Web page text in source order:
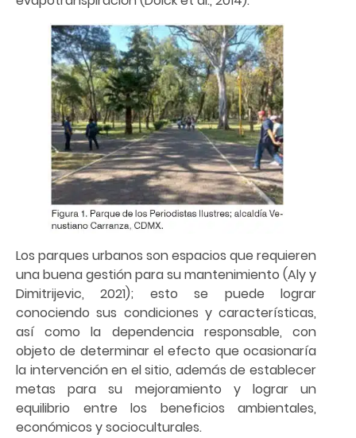
Los parques urbanos son espacios que requieren
una buena gestión para su mantenimiento (Aly y
Dimitrijevic, 2021); esto se puede lograr
conociendo sus condiciones y características,
así como la dependencia responsable, con
objeto de determinar el efecto que ocasionaría
la intervención en el sitio, además de establecer
metas para su mejoramiento y lograr un
equilibrio entre los beneficios ambientales,
económicos y socioculturales.